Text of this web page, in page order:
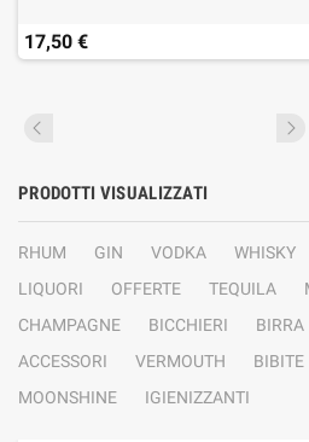
17,50 €
PRODOTTI VISUALIZZATI
RHUM GIN VODKA WHISKY
LIQUORI
OFFERTE TEQUILA
CHAMPAGNE
BICCHIERI BIRRA
ACCESSORI
VERMOUTH BIBITE
MOONSHINE
IGIENIZZANTI